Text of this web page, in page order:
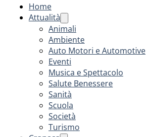
Home
Attualità
Animali
Ambiente
Auto Motori e Automotive
Eventi
Musica e Spettacolo
Salute Benessere
Sanità
Scuola
Società
Turismo